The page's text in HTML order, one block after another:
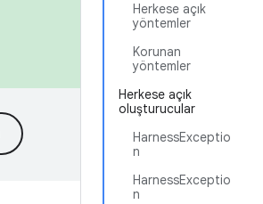
Herkese açık
yöntemler
Korunan
yöntemler
Herkese açık
oluşturucular
HarnessExceptio
n
HarnessExceptio
n